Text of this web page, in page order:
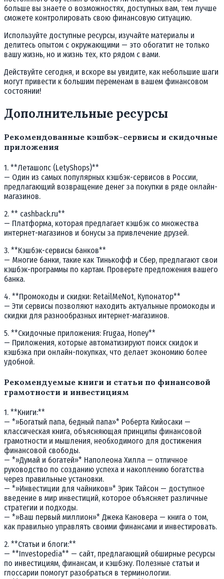
больше вы знаете о возможностях, доступных вам, тем лучше
сможете контролировать свою финансовую ситуацию.
Используйте доступные ресурсы, изучайте материалы и
делитесь опытом с окружающими — это обогатит не только
вашу жизнь, но и жизнь тех, кто рядом с вами.
Действуйте сегодня, и вскоре вы увидите, как небольшие шаги
могут привести к большим переменам в вашем финансовом
состоянии!
Дополнительные ресурсы
Рекомендованные кэшбэк-сервисы и скидочные
приложения
1. **Леташопс (LetyShops)**
— Один из самых популярных кэшбэк-сервисов в России,
предлагающий возвращение денег за покупки в ряде онлайн-
магазинов.
2. ** cashback.ru**
— Платформа, которая предлагает кэшбэк со множества
интернет-магазинов и бонусы за привлечение друзей.
3. **Кэшбэк-сервисы банков**
— Многие банки, такие как Тинькофф и Сбер, предлагают свои
кэшбэк-программы по картам. Проверьте предложения вашего
банка.
4. **Промокоды и скидки: RetailMeNot, Купонатор**
— Эти сервисы позволяют находить актуальные промокоды и
скидки для разнообразных интернет-магазинов.
5. **Скидочные приложения: Frugaa, Honey**
— Приложения, которые автоматизируют поиск скидок и
кэшбэка при онлайн-покупках, что делает экономию более
удобной.
Рекомендуемые книги и статьи по финансовой
грамотности и инвестициям
1. **Книги:**
— *»Богатый папа, бедный папа»* Роберта Кийосаки —
классическая книга, объясняющая принципы финансовой
грамотности и мышления, необходимого для достижения
финансовой свободы.
— *»Думай и богатей»* Наполеона Хилла — отличное
руководство по созданию успеха и накоплению богатства
через правильные установки.
— *»Инвестиции для чайников»* Эрик Тайсон — доступное
введение в мир инвестиций, которое объясняет различные
стратегии и подходы.
— *»Ваш первый миллион»* Джека Кановера — книга о том,
как правильно управлять своими финансами и инвестировать.
2. **Статьи и блоги:**
— **Investopedia** — сайт, предлагающий обширные ресурсы
по инвестициям, финансам, и кэшбэку. Полезные статьи и
глоссарии помогут разобраться в терминологии.